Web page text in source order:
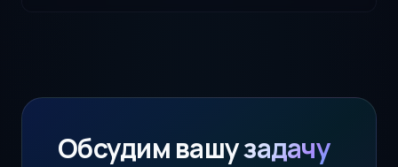
Обсудим вашузадачу